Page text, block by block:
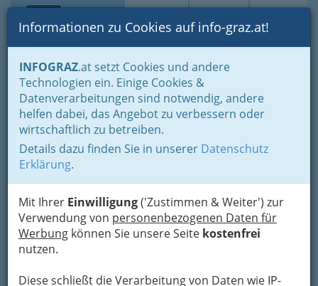
Suche Login Toggle
Informationen zu Cookies auf info-graz.at!
INFOGRAZ.at setzt Cookies und andere
Technologien ein. Einige Cookies &
Datenverarbeitungen sind notwendig, andere
helfen dabei, das Angebot zu verbessern oder
wirtschaftlich zu betreiben.
Details dazu finden Sie in unserer Datenschutz
Erklärung.
Mit Ihrer Einwilligung('Zustimmen & Weiter') zur
Verwendung von personenbezogenen Daten für
Werbung können Sie unsere Seite kostenfrei
nutzen.
Diese schließt die Verarbeitung von Daten wie IP-
Home Branchen
Gewerbe, Handwerk, Banken
Gewerbe & Handwerk, Gliederung der WKO
Dachdecker & Pflasterer
Kurt Altenburger
Wiener Straße 350, 8051 Graz-Gösting
+43 316 671 747
+43 316 6717 4714
Karte